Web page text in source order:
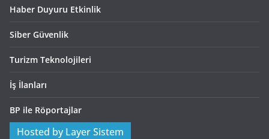
Haber Duyuru Etkinlik
Siber Güvenlik
Turizm Teknolojileri
İş İlanları
BP ile Röportajlar
Hosted by Layer Sistem